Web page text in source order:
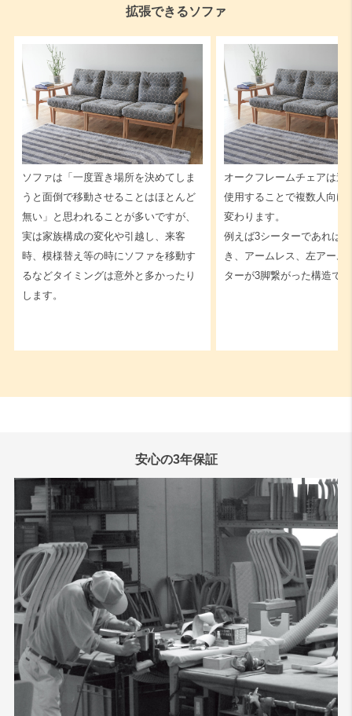
拡張できるソファ
ソファは「一度置き場所を決めてしま
うと面倒で移動させることはほとんど
無い」と思われることが多いですが、
実は家族構成の変化や引越し、来客
時、模様替え等の時にソファを移動す
るなどタイミングは意外と多かったり
します。
オークフレームチェアは連
使用することで複数人向け
変わります。
例えば3シーターであれば
き、アームレス、左アーム
ターが3脚繋がった構造で
安心の3年保証